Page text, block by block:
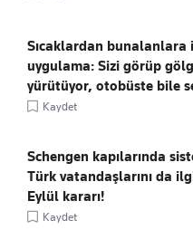
Sıcaklardan bunalanlara
uygulama: Sizi görüp
yürütüyor, otobüste bile
Kaydet
Schengen kapılarında
Türk vatandaşlarını da
Eylül kararı!
Kaydet